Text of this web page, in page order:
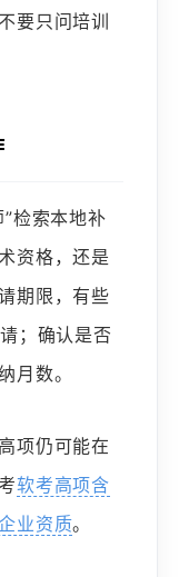
要只问培训
检索本地补
资格，还是
期限，有些
；确认是否
月数。
项仍可能在
软考高项含
业资质。